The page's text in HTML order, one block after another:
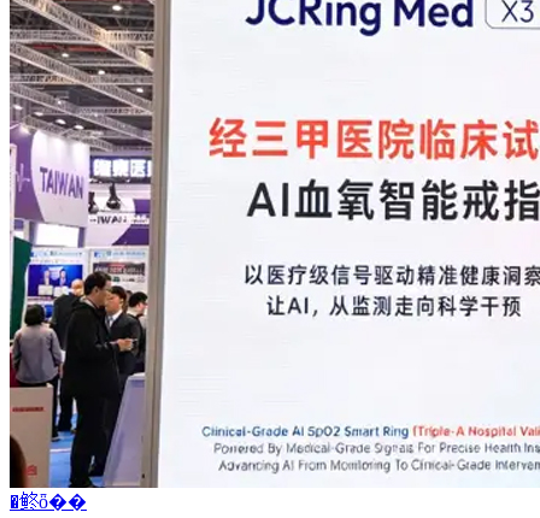
�鿴ȫ��